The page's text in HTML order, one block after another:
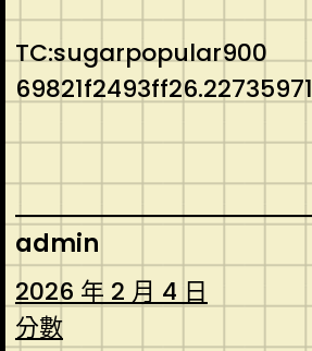
TC:sugarpopular900
69821f2493ff26.22735971
admin
2026 年 2 月 4 日
分數